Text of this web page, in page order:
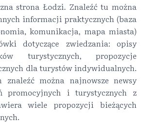
Ę
strona Łodzi. Znaleźć tu można
informacji praktycznych (baza
komunikacja, mapa miasta)
dotyczące zwiedzania: opisy
turystycznych, propozycje
dla turystów indywidualnych.
znaleźć można najnowsze newsy
promocyjnych i turystycznych z
wiele propozycji bieżących